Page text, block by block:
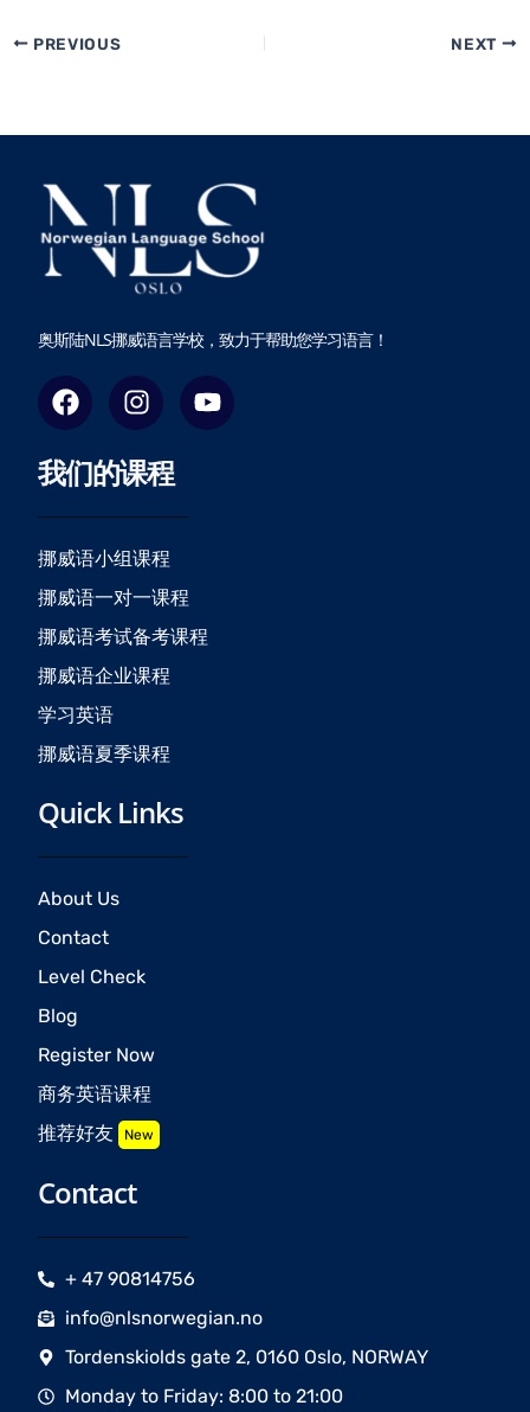
PREVIOUS NEXT
奥斯陆NLS挪威语言学校，致力于帮助您学习语言！
F
a
c
e
b
o
o
k
I
n
s
t
a
g
r
a
m
Y
o
u
我们的课程
挪威语小组课程
挪威语一对一课程
挪威语考试备考课程
挪威语企业课程
学习英语
挪威语夏季课程
Quick Links
About Us
Contact
Level Check
Blog
Register Now
商务英语课程
推荐好友 New
Contact
+ 47 90814756
info@nlsnorwegian.no
Tordenskiolds gate 2, 0160 Oslo, NORWAY
Monday to Friday: 8:00 to 21:00